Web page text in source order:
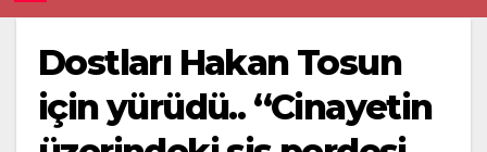
Dostları Hakan Tosun
için yürüdü.. “Cinayetin